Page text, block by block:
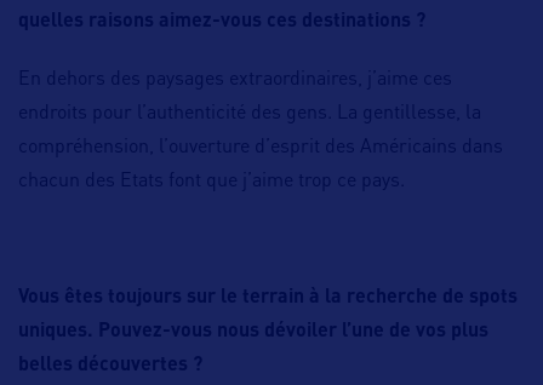
quelles raisons aimez-vous ces destinations ?
En dehors des paysages extraordinaires, j’aime ces
endroits pour l’authenticité des gens. La gentillesse, la
compréhension, l’ouverture d’esprit des Américains dans
chacun des Etats font que j’aime trop ce pays.
Vous êtes toujours sur le terrain à la recherche de spots
uniques. Pouvez-vous nous dévoiler l’une de vos plus
belles découvertes ?